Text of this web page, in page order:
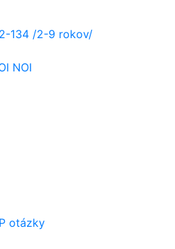
134 /2-9 rokov/
NOI
otázky